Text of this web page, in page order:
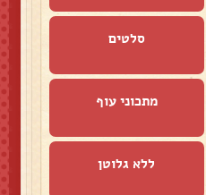
סלטים
מתכוני עוף
ללא גלוטן